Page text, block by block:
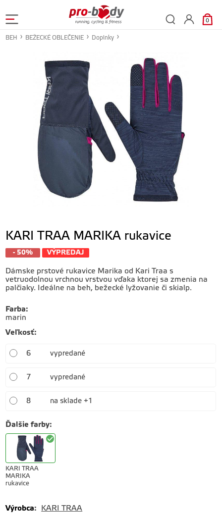
0
BEH BEŽECKÉ OBLEČENIE Doplnky
KARI TRAA MARIKA rukavice
- 50% VÝPREDAJ
Dámske prstové rukavice Marika od Kari Traa s
vetruodolnou vrchnou vrstvou vďaka ktorej sa zmenia na
palčiaky. Ideálne na beh, bežecké lyžovanie či skialp.
Farba:
marin
Veľkosť:
6 vypredané
7 vypredané
8 na sklade +1
Ďalšie farby:
KARI TRAA
MARIKA
rukavice
Výrobca: KARI TRAA